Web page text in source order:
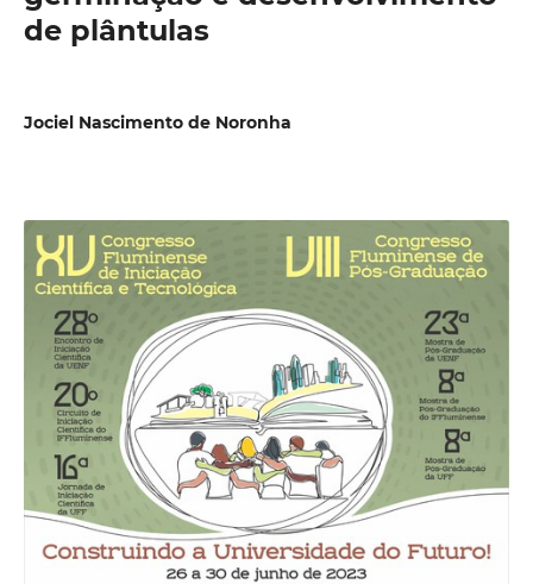
de plântulas
Jociel Nascimento de Noronha